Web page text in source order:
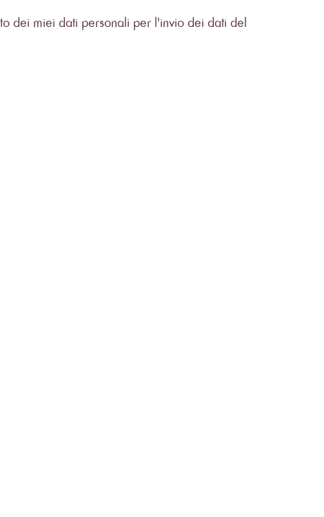
dei miei dati personali per l'invio dei dati del